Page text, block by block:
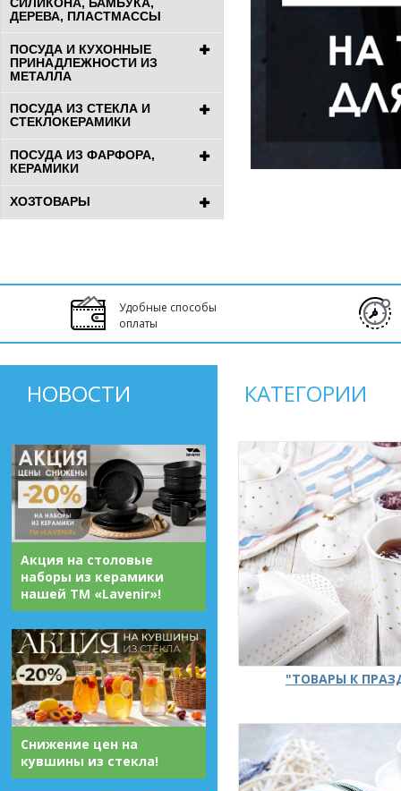
СИЛИКОНА, БАМБУКА,
ДЕРЕВА, ПЛАСТМАССЫ
ПОСУДА И КУХОННЫЕ
ПРИНАДЛЕЖНОСТИ ИЗ
МЕТАЛЛА
ПОСУДА ИЗ СТЕКЛА И
СТЕКЛОКЕРАМИКИ
ПОСУДА ИЗ ФАРФОРА,
КЕРАМИКИ
ХОЗТОВАРЫ
Удобные способы
оплаты
НОВОСТИ
Акция на столовые
наборы из керамики
нашей ТМ «Lavenir»!
Снижение цен на
кувшины из стекла!
КАТЕГОРИИ
"ТОВАРЫ К